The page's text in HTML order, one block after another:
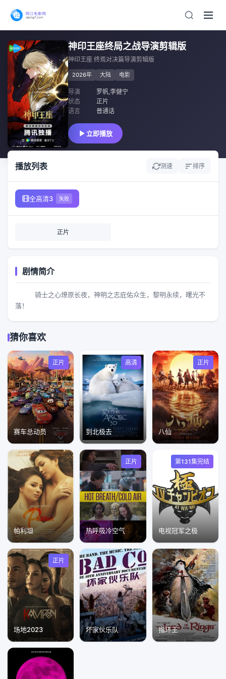
神印王座终局之战导演剪辑版
神印王座 终焉对决篇导演剪辑版
2026年 大陆 电影
导演
罗帆,李健宁
状态
正片
语言
普通话
立即播放
播放列表 测速 排序
全高清3 失败
正片
剧情简介
骑士之心燎原长夜，神明之志庇佑众生，黎明永续，曙光不
落！
猜你喜欢
正片
赛车总动员
高清
到北极去
正片
八仙
帕利坦
正片
热呼吸冷空气
第131集完结
电视冠军之极
正片
场地2023 坏家伙乐队 指环王